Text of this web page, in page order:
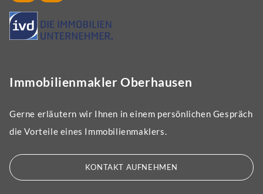
Immobilienmakler Oberhausen
Gerne erläutern wir Ihnen in einem persönlichen Gespräch
die Vorteile eines Immobilienmaklers.
KONTAKT AUFNEHMEN